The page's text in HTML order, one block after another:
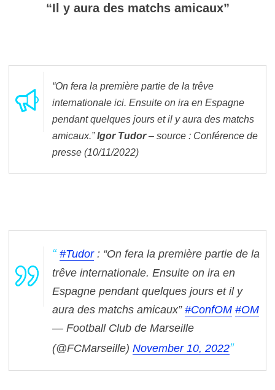
“Il y aura des matchs amicaux”
“On fera la première partie de la trêve
internationale ici. Ensuite on ira en Espagne
pendant quelques jours et il y aura des matchs
amicaux.”Igor Tudor– source : Conférence de
presse (10/11/2022)
#Tudor: “On fera la première partie de la
trêve internationale. Ensuite on ira en
Espagne pendant quelques jours et il y
aura des matchs amicaux” #ConfOM #OM
— Football Club de Marseille
(@FCMarseille) November 10, 2022